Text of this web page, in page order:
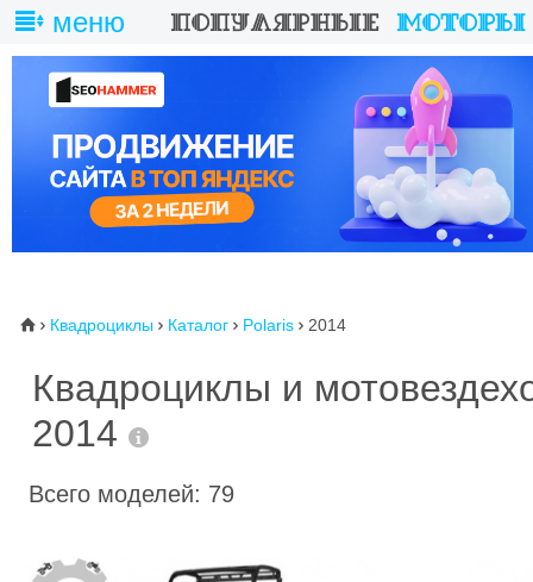
меню
⌂  Квадроциклы  Каталог  Polaris  2014
Квадроциклы и
2014
Всего моделей: 79